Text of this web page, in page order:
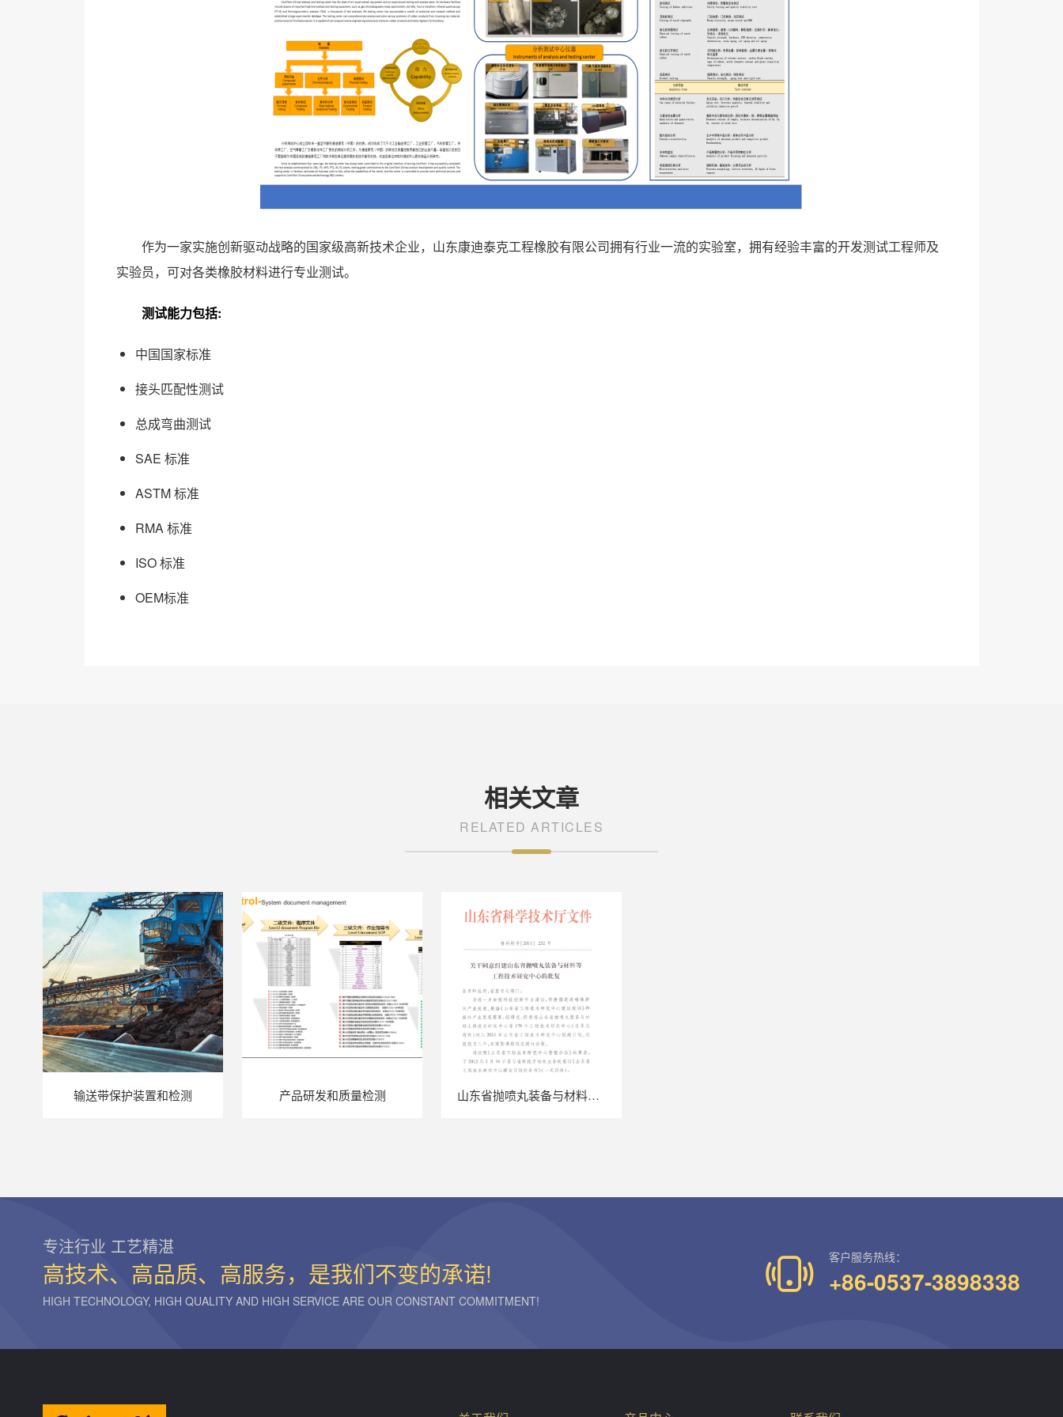
作为一家实施创新驱动战略的国家级高新技术企业，山东康迪泰克工程橡胶有限公司拥有行业一流的实验室，拥有经验丰富的开发测试工程师及
实验员，可对各类橡胶材料进行专业测试。
测试能力包括:
中国国家标准
接头匹配性测试
总成弯曲测试
SAE 标准
ASTM 标准
RMA 标准
ISO 标准
OEM标准
相关文章
RELATED ARTICLES
输送带保护装置和检测 产品研发和质量检测 山东省抛喷丸装备与材料等工程技术研究中心
专注行业 工艺精湛
高技术、高品质、高服务，是我们不变的承诺!
HIGH TECHNOLOGY, HIGH QUALITY AND HIGH SERVICE ARE OUR CONSTANT COMMITMENT!
客户服务热线：
+86-0537-3898338